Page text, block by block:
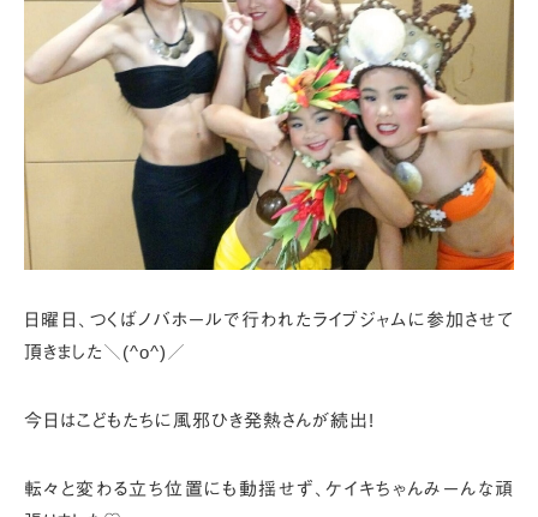
日曜日、つくばノバホールで行われたライブジャムに参加させて
頂きました＼(^o^)／
今日はこどもたちに風邪ひき発熱さんが続出!
転々と変わる立ち位置にも動揺せず、ケイキちゃんみーんな頑